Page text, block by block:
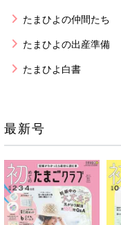
たまひよの仲間たち
たまひよの出産準備
たまひよ白書
最新号